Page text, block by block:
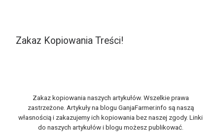
Zakaz Kopiowania Treści!
Zakaz kopiowania naszych artykułów. Wszelkie prawa
zastrzeżone. Artykuły na blogu GanjaFarmer.info są naszą
własnością i zakazujemy ich kopiowania bez naszej zgody. Linki
do naszych artykułów i blogu możesz publikować.